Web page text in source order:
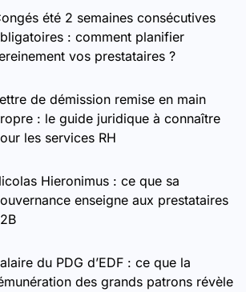
été 2 semaines consécutives
: comment planifier
vos prestataires ?
de démission remise en main
: le guide juridique à connaître
les services RH
Hieronimus : ce que sa
enseigne aux prestataires
du PDG d’EDF : ce que la
des grands patrons révèle